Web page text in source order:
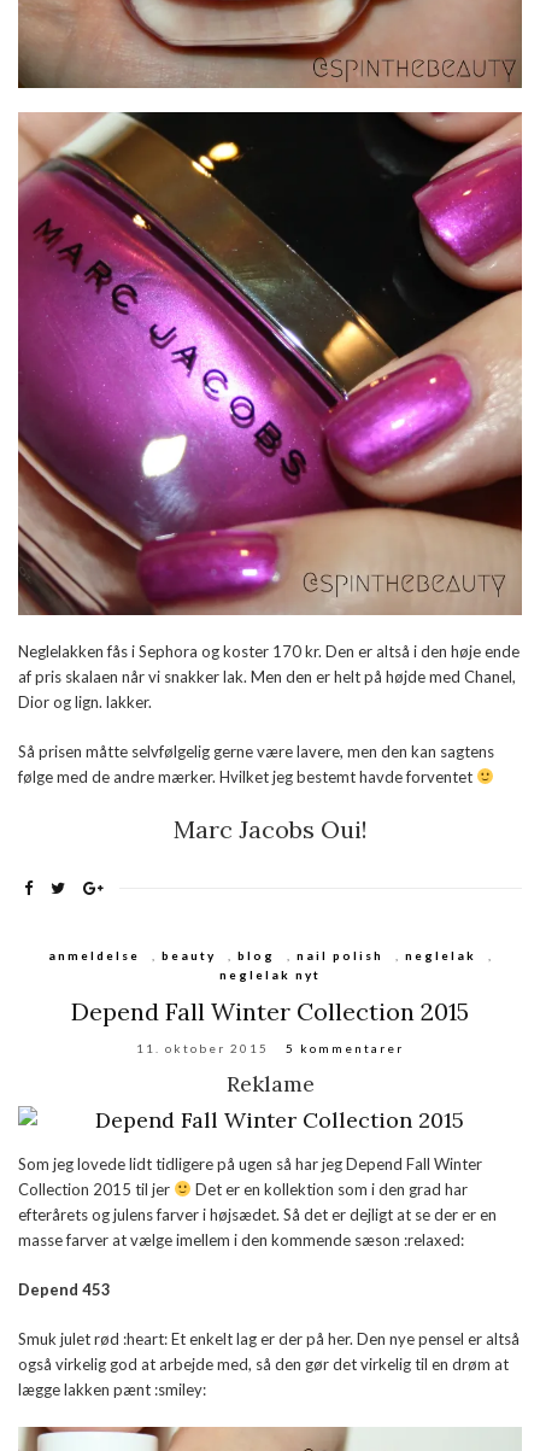
Neglelakken fås i Sephora og koster 170 kr. Den er altså i den høje ende
af pris skalaen når vi snakker lak. Men den er helt på højde med Chanel,
Dior og lign. lakker.
Så prisen måtte selvfølgelig gerne være lavere, men den kan sagtens
følge med de andre mærker. Hvilket jeg bestemt havde forventet
Marc Jacobs Oui!
anmeldelse beauty blog nail polish neglelak
neglelak nyt
Depend Fall Winter Collection 2015
11. oktober 2015 5 kommentarer
Reklame
Som jeg lovede lidt tidligere på ugen så har jeg Depend Fall Winter
Collection 2015 til jer
Det er en kollektion som i den grad har
efterårets og julens farver i højsædet. Så det er dejligt at se der er en
masse farver at vælge imellem i den kommende sæson :relaxed:
Depend 453
Smuk julet rød :heart: Et enkelt lag er der på her. Den nye pensel er altså
også virkelig god at arbejde med, så den gør det virkelig til en drøm at
lægge lakken pænt :smiley: